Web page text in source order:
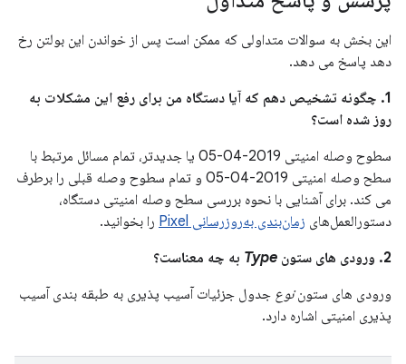
این بخش به سوالات متداولی که ممکن است پس از خواندن این بولتن رخ
دهد پاسخ می دهد.
1. چگونه تشخیص دهم که آیا دستگاه من برای رفع این مشکلات به
روز شده است؟
سطوح وصله امنیتی 2019-04-05 یا جدیدتر، تمام مسائل مرتبط با
سطح وصله امنیتی 2019-04-05 و تمام سطوح وصله قبلی را برطرف
می کند. برای آشنایی با نحوه بررسی سطح وصله امنیتی دستگاه،
دستورالعمل‌های زمان‌بندی به‌روزرسانی Pixel
را بخوانید.
2. ورودی های ستون
Type به چه معناست؟
ورودی های ستوننوع جدول جزئیات آسیب پذیری به طبقه بندی آسیب
پذیری امنیتی اشاره دارد.